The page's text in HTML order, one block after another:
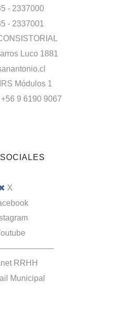
- 2337000
- 2337001
Luco 1881
Módulos 1
9 6190 9067
X
RRHH
Municipal